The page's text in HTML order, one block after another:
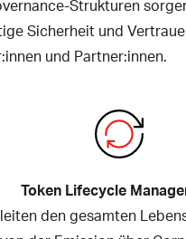
Strukturen
Sicherheit und
und Partner:innen.
Token Lifecycle
den gesamten